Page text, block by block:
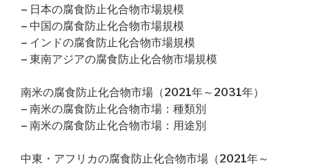
– 日本の腐食防止化合物市場規模
– 中国の腐食防止化合物市場規模
– インドの腐食防止化合物市場規模
– 東南アジアの腐食防止化合物市場規模
南米の腐食防止化合物市場（2021年～2031年）
– 南米の腐食防止化合物市場：種類別
– 南米の腐食防止化合物市場：用途別
中東・アフリカの腐食防止化合物市場（2021年～